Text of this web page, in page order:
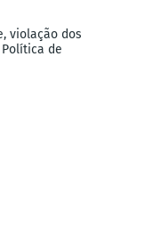
violação dos
de